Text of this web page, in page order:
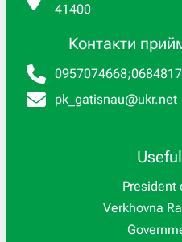
41400
Контакти
0957074668;
pk_gatisnau@ukr.net
President
Verkhovna